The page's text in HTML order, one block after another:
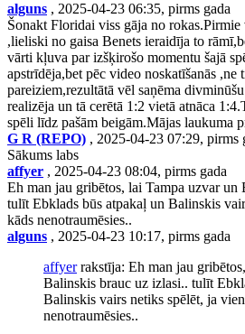
alguns , 2025-04-23 06:35, pirms gada
Šonakt Floridai viss gāja no rokas.Pirmie
,lieliski no gaisa Benets ieraidīja to
vārti kļuva par izšķirošo momentu šajā
apstrīdēja,bet pēc video noskatīšanās
pareiziem,rezultātā vēl saņēma
realizēja un tā cerētā 1:2 vietā atnāca
spēli līdz pašām beigām.Mājas laukuma
G R (REPO) , 2025-04-23 07:29, pirms
Sākums labs
affyer , 2025-04-23 08:04, pirms gada
Eh man jau gribētos, lai Tampa uzvar un
tulīt Ebklads būs atpakaļ un Balinskis
kāds nenotraumēsies..
alguns , 2025-04-23 10:17, pirms gada
affyerrakstīja: Eh man jau
Balinskis brauc uz izlasi.. tulīt
Balinskis vairs netiks spēlēt, ja
nenotraumēsies..